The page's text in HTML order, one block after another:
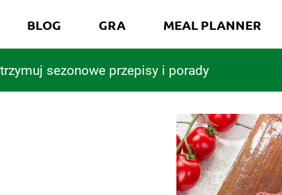
sezonowe przepisy i porady
BLOG GRA MEAL PLANNER